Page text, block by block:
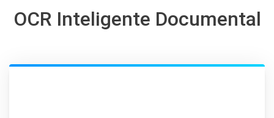
OCR Inteligente Documental